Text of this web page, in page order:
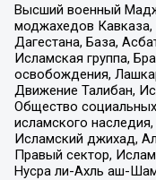
Высший военный
моджахедов Кавказа,
Дагестана, База,
Исламская группа,
освобождения,
Движение Талибан,
Общество
исламского
Исламский джихад,
Правый сектор,
Нусра ли-Ахль аш-